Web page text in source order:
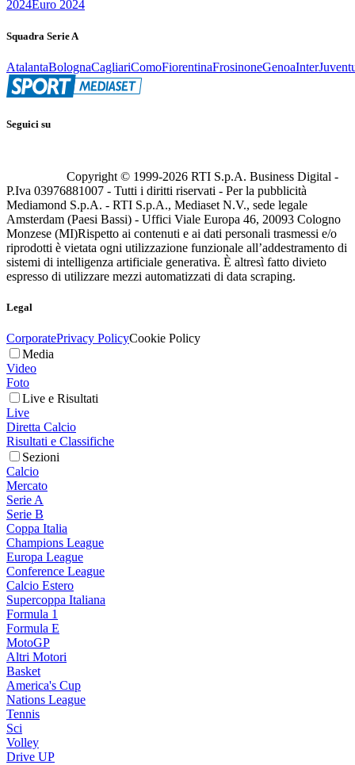
2024Euro 2024
Squadra Serie A
AtalantaBolognaCagliariComoFiorentinaFrosinoneGenoaInter
Seguici su
Copyright © 1999-2026 RTI S.p.A. Business Digital -
P.Iva 03976881007 - Tutti i diritti riservati - Per la pubblicità
Mediamond S.p.A. - RTI S.p.A., Mediaset N.V., sede legale
Amsterdam (Paesi Bassi) - Uffici Viale Europa 46, 20093 Cologno
Monzese (MI)Rispetto ai contenuti e ai dati personali trasmessi e/o
riprodotti è vietata ogni utilizzazione funzionale all’addestramento di
sistemi di intelligenza artificiale generativa. È altresì fatto divieto
espresso di utilizzare mezzi automatizzati di data scraping.
Legal
CorporatePrivacy PolicyCookie Policy
Media
Video
Foto
Live e Risultati
Live
Diretta Calcio
Risultati e Classifiche
Sezioni
Calcio
Mercato
Serie A
Serie B
Coppa Italia
Champions League
Europa League
Conference League
Calcio Estero
Supercoppa Italiana
Formula 1
Formula E
MotoGP
Altri Motori
Basket
America's Cup
Nations League
Tennis
Sci
Volley
Drive UP